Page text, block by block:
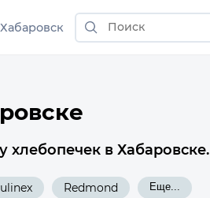
Хабаровск
хлебопечек в Хабаровске.
Redmond Еще...